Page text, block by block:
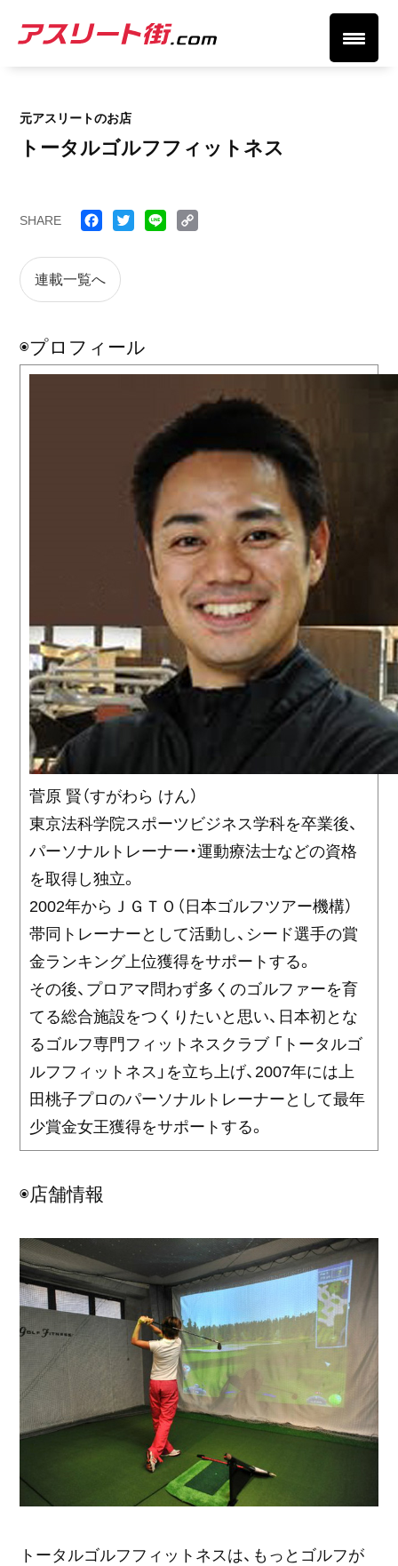
元アスリートのお店
トータルゴルフフィットネス
SHARE
Face
Twitt
Line
連載一覧へ
◉プロフィール
菅原 賢（すがわら けん）
東京法科学院スポーツビジネス学科を卒業後、
パーソナルトレーナー・運動療法士などの資格
を取得し独立。
2002年からＪＧＴＯ（日本ゴルフツアー機構）
帯同トレーナーとして活動し、シード選手の賞
金ランキング上位獲得をサポートする。
その後、プロアマ問わず多くのゴルファーを育
てる総合施設をつくりたいと思い、日本初とな
るゴルフ専門フィットネスクラブ 「トータルゴ
ルフフィットネス」を立ち上げ、2007年には上
田桃子プロのパーソナルトレーナーとして最年
少賞金女王獲得をサポートする。
◉店舗情報
トータルゴルフフィットネスは、もっとゴルフが